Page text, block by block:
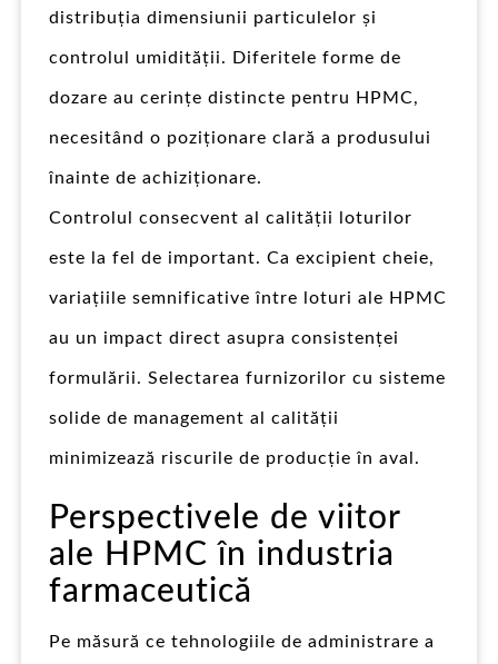
distribuția dimensiunii particulelor și
controlul umidității. Diferitele forme de
dozare au cerințe distincte pentru HPMC,
necesitând o poziționare clară a produsului
înainte de achiziționare.
Controlul consecvent al calității loturilor
este la fel de important. Ca excipient cheie,
variațiile semnificative între loturi ale HPMC
au un impact direct asupra consistenței
formulării. Selectarea furnizorilor cu sisteme
solide de management al calității
minimizează riscurile de producție în aval.
Perspectivele de viitor
ale HPMC în industria
farmaceutică
Pe măsură ce tehnologiile de administrare a